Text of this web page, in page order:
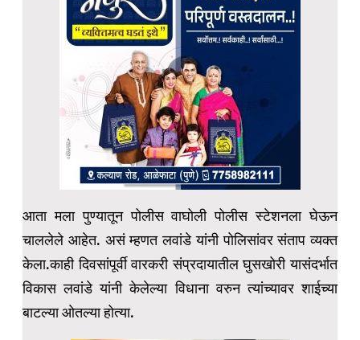
आता मला पुण्यातून पोलीस वाघोली पोलीस स्टेशनला घेऊन
चाललेले आहेत. असं म्हणत लवांडे यांनी पोलिसांवर संताप व्यक्त
केला.काही दिवसांपूर्वी वारकरी संप्रदायातील घुसखोरी यासंदर्भात
विकास लवांडे यांनी केलेल्या विधाना वरुन त्यांच्यावर शाईच्या
बाटल्या ओतल्या होत्या.